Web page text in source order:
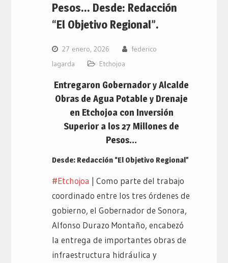
Pesos… Desde: Redacción
“El Objetivo Regional”.
27 enero, 2026
federico
lagarda
Etchojoa
Entregaron Gobernador y Alcalde
Obras de Agua Potable y Drenaje
en Etchojoa con Inversión
Superior a los 27 Millones de
Pesos…
Desde: Redacción “El Objetivo Regional”
#Etchojoa | Como parte del trabajo
coordinado entre los tres órdenes de
gobierno, el Gobernador de Sonora,
Alfonso Durazo Montaño, encabezó
la entrega de importantes obras de
infraestructura hidráulica y